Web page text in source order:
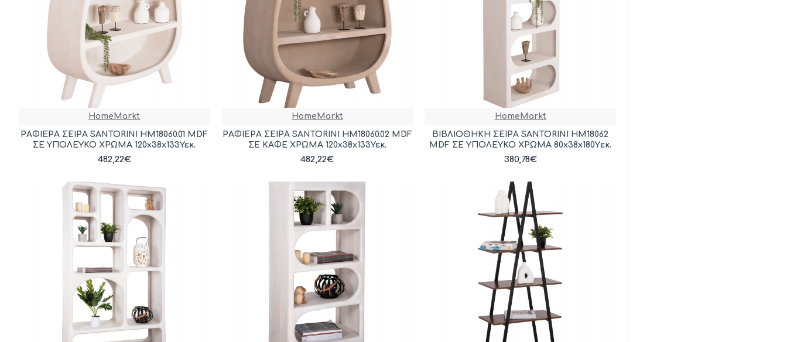
HomeMarkt
ΡΑΦΙΕΡΑ ΣΕΙΡΑ SANTORINI HM18060.01 MDF
ΣΕ ΥΠΟΛΕΥΚΟ ΧΡΩΜΑ 120x38x133Υεκ.
482,22€
HomeMarkt
ΡΑΦΙΕΡΑ ΣΕΙΡΑ SANTORINI HM18060.02 MDF
ΣΕ ΚΑΦΕ ΧΡΩΜΑ 120x38x133Υεκ.
482,22€
HomeMarkt
ΒΙΒΛΙΟΘΗΚΗ ΣΕΙΡΑ SANTORINI HM18062
MDF ΣΕ ΥΠΟΛΕΥΚΟ ΧΡΩΜΑ 80x38x180Yεκ.
380,78€